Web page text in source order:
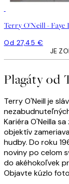
Od 27,45 €
JE
Plagáty od
Terry O'Neill je
Kariéra O'Neilla
objektív
hudby. Do roku
noviny po celom
do akéhokoľvek
Objavte kúzlo